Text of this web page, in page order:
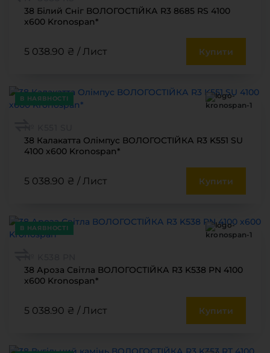
38 Білий Сніг ВОЛОГОСТІЙКА R3 8685 RS 4100
х600 Kronospan*
5 038.90 ₴ / Лист Купити
В НАЯВНОСТІ
38 Калакатта Олімпус ВОЛОГОСТІЙКА R3 K551 SU
4100 х600 Kronospan*
5 038.90 ₴ / Лист Купити
В НАЯВНОСТІ
38 Ароза Світла ВОЛОГОСТІЙКА R3 K538 PN 4100
х600 Kronospan*
5 038.90 ₴ / Лист Купити